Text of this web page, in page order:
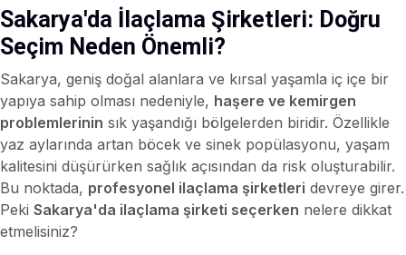
Sakarya'da İlaçlama Şirketleri: Doğru
Seçim Neden Önemli?
Sakarya, geniş doğal alanlara ve kırsal yaşamla iç içe bir
yapıya sahip olması nedeniyle, haşere ve kemirgen
problemlerinin sık yaşandığı bölgelerden biridir. Özellikle
yaz aylarında artan böcek ve sinek popülasyonu, yaşam
kalitesini düşürürken sağlık açısından da risk oluşturabilir.
Bu noktada, profesyonel ilaçlama şirketleri devreye girer.
Peki Sakarya'da ilaçlama şirketi seçerken nelere dikkat
etmelisiniz?